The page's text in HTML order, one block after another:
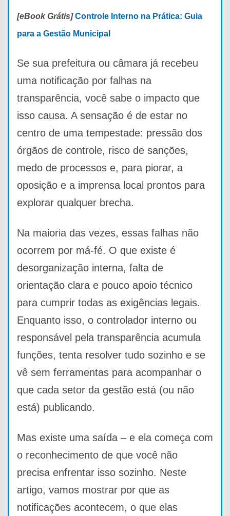
[eBook Grátis]Controle Interno na Prática: Guia
para a Gestão Municipal
Se sua prefeitura ou câmara já recebeu
uma notificação por falhas na
transparência, você sabe o impacto que
isso causa. A sensação é de estar no
centro de uma tempestade: pressão dos
órgãos de controle, risco de sanções,
medo de processos e, para piorar, a
oposição e a imprensa local prontos para
explorar qualquer brecha.
Na maioria das vezes, essas falhas não
ocorrem por má-fé. O que existe é
desorganização interna, falta de
orientação clara e pouco apoio técnico
para cumprir todas as exigências legais.
Enquanto isso, o controlador interno ou
responsável pela transparência acumula
funções, tenta resolver tudo sozinho e se
vê sem ferramentas para acompanhar o
que cada setor da gestão está (ou não
está) publicando.
Mas existe uma saída – e ela começa com
o reconhecimento de que você não
precisa enfrentar isso sozinho. Neste
artigo, vamos mostrar por que as
notificações acontecem, o que elas